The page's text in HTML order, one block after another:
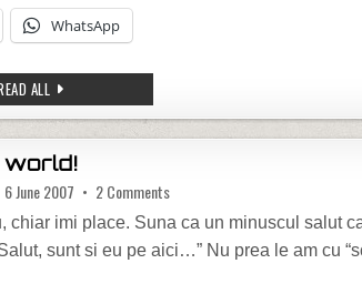
WhatsApp
ALL PE VALURI
world!
6 June 2007 2 Commentson Hello world!
chiar imi place. Suna ca un minuscul salut
sunt si eu pe aici…” Nu prea le am cu